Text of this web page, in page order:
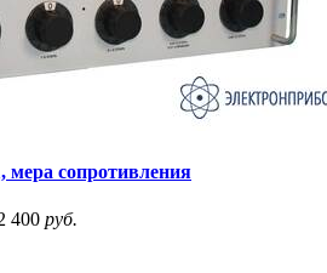
сопротивления
400 руб.